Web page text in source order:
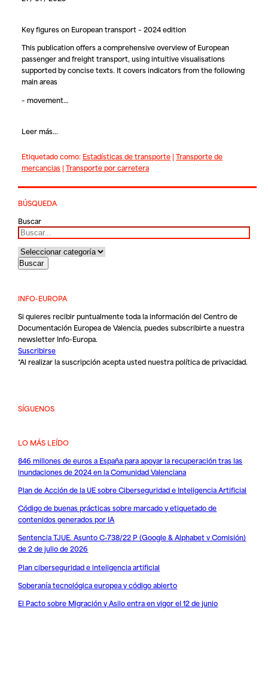
Key figures on European transport – 2024 edition
This publication offers a comprehensive overview of European
passenger and freight transport, using intuitive visualisations
supported by concise texts. It covers indicators from the following
main areas
– movement…
Leer más...
Etiquetado como: Estadísticas de transporte| Transporte de
mercancias| Transporte por carretera
BÚSQUEDA
Buscar
INFO-EUROPA
Si quieres recibir puntualmente toda la información del Centro de
Documentación Europea de Valencia, puedes subscribirte a nuestra
newsletter Info-Europa.
Suscribirse
*Al realizar la suscripción acepta usted nuestrapolítica de privacidad.
SÍGUENOS
LO MÁS LEÍDO
846 millones de euros a España para apoyar la recuperación tras las
inundaciones de 2024 en la Comunidad Valenciana
Plan de Acción de la UE sobre Ciberseguridad e Inteligencia Artificial
Código de buenas prácticas sobre marcado y etiquetado de
contenidos generados por IA
Sentencia TJUE. Asunto C-738/22 P (Google & Alphabet v Comisión)
de 2 de julio de 2026
Plan ciberseguridad e inteligencia artificial
Soberanía tecnológica europea y código abierto
El Pacto sobre Migración y Asilo entra en vigor el 12 de junio